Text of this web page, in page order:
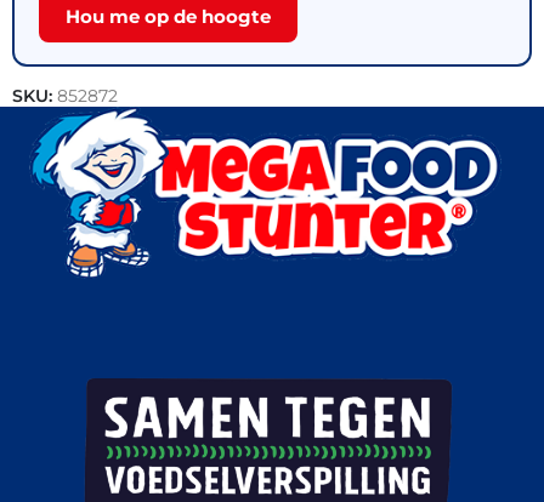
Hou me op de hoogte
SKU: 852872
Categorieën:Bakkerij